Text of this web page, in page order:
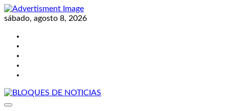
Skip
to
sábado, agosto 8, 2026